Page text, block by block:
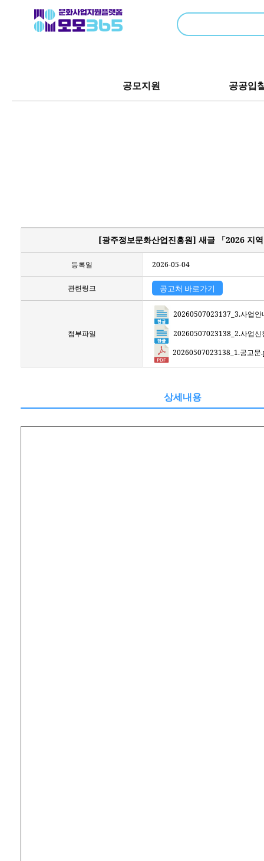
공모지원 공공입
[광주정보문화산업진흥원] 새글 「2026 지
등록일 2026-05-04
관련링크 공고처 바로가기
첨부파일
20260507023137_3.사업
20260507023138_2.사업
20260507023138_1.공고문
상세내용